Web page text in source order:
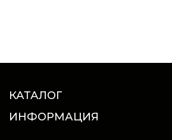
КАТАЛОГ
ИНФОРМАЦИЯ